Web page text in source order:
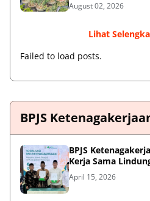
August 02, 2026
Lihat
Failed to load posts.
BPJS
BPJS
Kerja Sama
April 15, 2026